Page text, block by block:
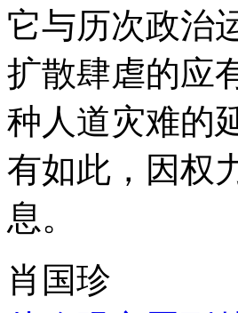
它与历次政治
扩散肆虐的应
种人道灾难的
有如此，因权
息。
肖国珍